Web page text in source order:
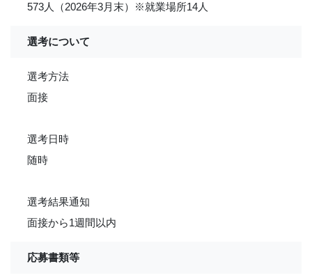
573人（2026年3月末）※就業場所14人
選考について
選考方法
面接
選考日時
随時
選考結果通知
面接から1週間以内
応募書類等